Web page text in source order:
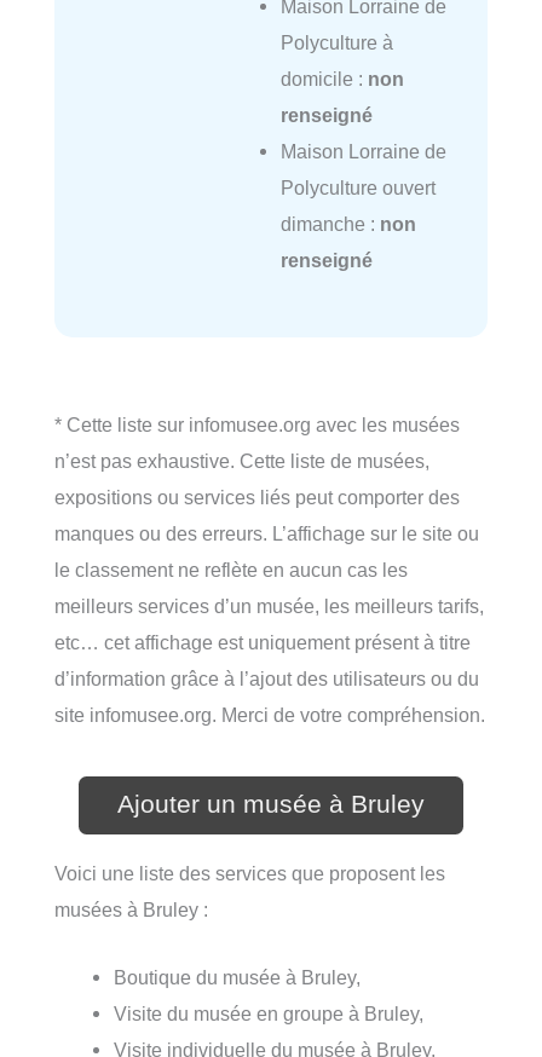
Maison Lorraine de
Polyculture à
domicile : non
renseigné
Maison Lorraine de
Polyculture ouvert
dimanche : non
renseigné
* Cette liste sur infomusee.org avec les musées
n’est pas exhaustive. Cette liste de musées,
expositions ou services liés peut comporter des
manques ou des erreurs. L’affichage sur le site ou
le classement ne reflète en aucun cas les
meilleurs services d’un musée, les meilleurs tarifs,
etc… cet affichage est uniquement présent à titre
d’information grâce à l’ajout des utilisateurs ou du
site infomusee.org. Merci de votre compréhension.
Ajouter un musée à Bruley
Voici une liste des services que proposent les
musées à Bruley :
Boutique du musée à Bruley,
Visite du musée en groupe à Bruley,
Visite individuelle du musée à Bruley,